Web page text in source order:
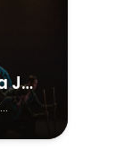
São Paulo Companhia Jovem de Dança em Bauru